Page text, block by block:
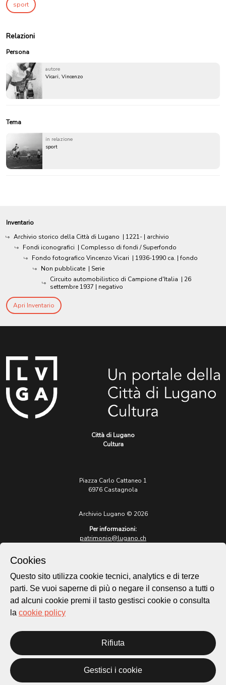
sport
Relazioni
Persona
autore
Vicari, Vincenzo
Tema
in relazione
sport
Inventario
Archivio storico della Città di Lugano | 1221- | archivio
Fondi iconografici | Complesso di fondi / Superfondo
Fondo fotografico Vincenzo Vicari | 1936-1990 ca. | fondo
Non pubblicate | Serie
Circuito automobilistico di Campione d'Italia | 26
settembre 1937 | negativo
Apri Inventario
Città di Lugano
Cultura
Piazza Carlo Cattaneo 1
6976 Castagnola
Archivio Lugano © 2026
Per informazioni:
patrimonio@lugano.ch
lugano.ch
Cookie policy
Homepage
Temi
Novità
Cookies
Questo sito utilizza cookie tecnici, analytics e di terze
parti. Se vuoi saperne di più o negare il consenso a tutti o
ad alcuni cookie premi il tasto gestisci cookie o consulta
la cookie policy
Rifiuta
Gestisci i cookie